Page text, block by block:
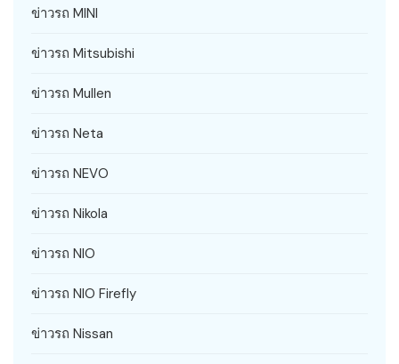
ข่าวรถ MINI
ข่าวรถ Mitsubishi
ข่าวรถ Mullen
ข่าวรถ Neta
ข่าวรถ NEVO
ข่าวรถ Nikola
ข่าวรถ NIO
ข่าวรถ NIO Firefly
ข่าวรถ Nissan